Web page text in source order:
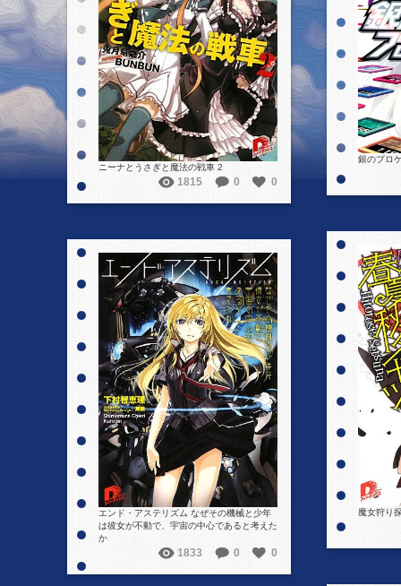
銀のプロ
詳細を見る
ニーナとうさぎと魔法の戦車 2
1815 0 0
魔女狩り
詳細を見る
エンド・アステリズム なぜその機械と少年
は彼女が不動で、宇宙の中心であると考えた
か
1833 0 0